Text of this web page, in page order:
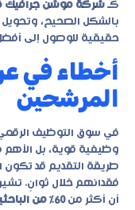
كـ شركة موشن جرافيك
بالشكل الصحيح،
حقيقية للوصول إلى
أخطاء في
المرشحين
في سوق التوظيف
وظيفية قوية، بل الأهم
طريقة التقديم قد
فقدانهم خلال ثوانٍ.
أن أكثر من
60٪ من